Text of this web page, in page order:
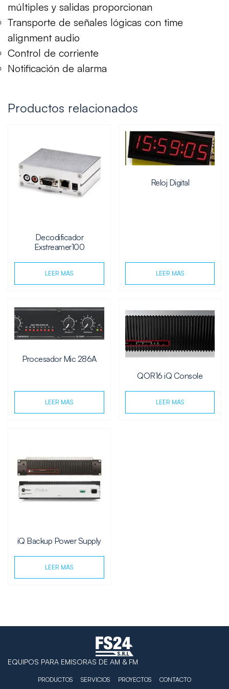
múltiples y salidas proporcionan
Transporte de señales lógicas con time
alignment audio
Control de corriente
Notificación de alarma
Productos relacionados
Decodificador
Exstreamer100
LEER MÁS
Reloj Digital
LEER MÁS
Procesador Mic 286A
LEER MÁS
QOR16 iQ Console
LEER MÁS
iQ Backup Power Supply
LEER MÁS
EQUIPOS PARA EMISORAS DE AM & FM
PRODUCTOS SERVICIOS PROYECTOS CONTACTO